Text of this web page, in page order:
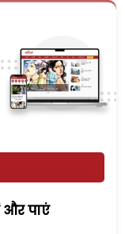
और पाएं